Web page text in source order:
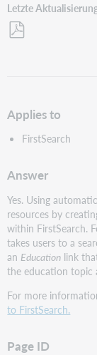
Letzte
Applies to
FirstSearch
Answer
Yes. Using
resources by
within FirstSearch.
takes users to a
an Education link
the education topic
For more
to FirstSearch.
Page ID